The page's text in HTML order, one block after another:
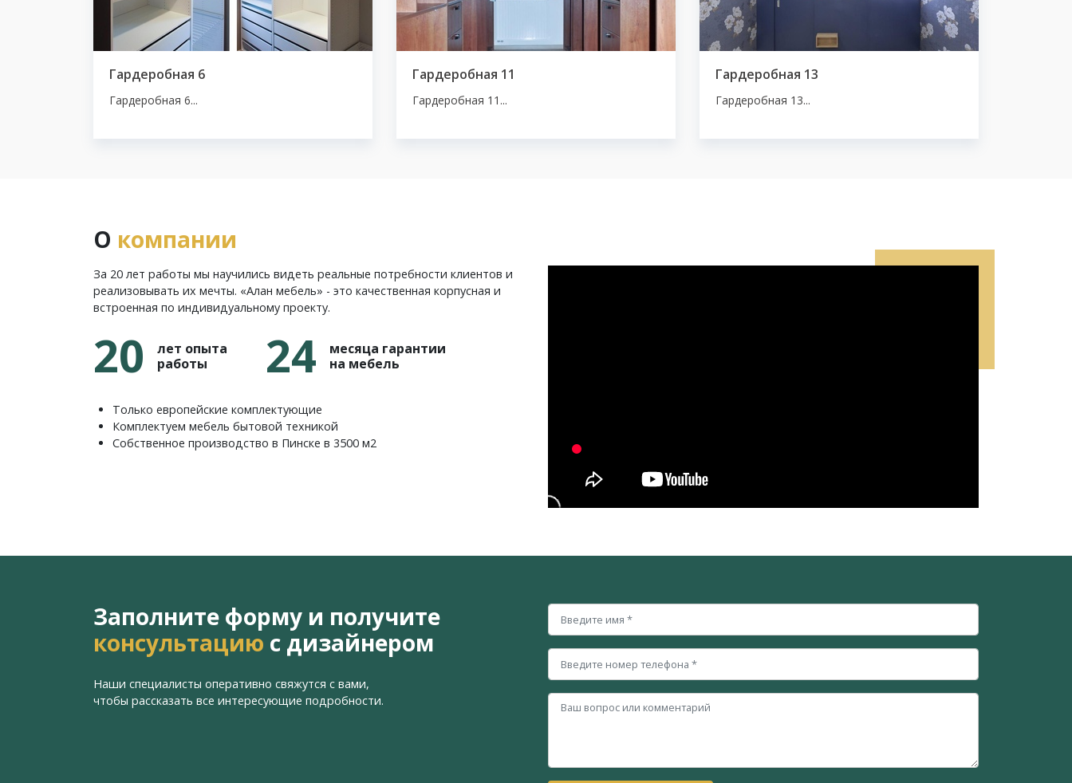
Гардеробная 6
Гардеробная 6...
Гардеробная 11
Гардеробная 11...
Гардеробная 13
Гардеробная 13...
О компании
За 20 лет работы мы научились видеть реальные потребности клиентов и
реализовывать их мечты. «Алан мебель» - это качественная корпусная и
встроенная по индивидуальному проекту.
20
лет опыта
работы
24
месяца гарантии
на мебель
Только европейские комплектующие
Комплектуем мебель бытовой техникой
Собственное производство в Пинске в 3500 м2
Заполните форму и получите
консультацию с дизайнером
Наши специалисты оперативно свяжутся с вами,
чтобы рассказать все интересующие подробности.